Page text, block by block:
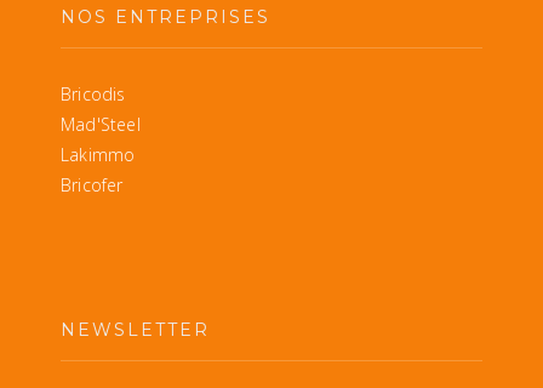
NOS ENTREPRISES
Bricodis
Mad'Steel
Lakimmo
Bricofer
NEWSLETTER